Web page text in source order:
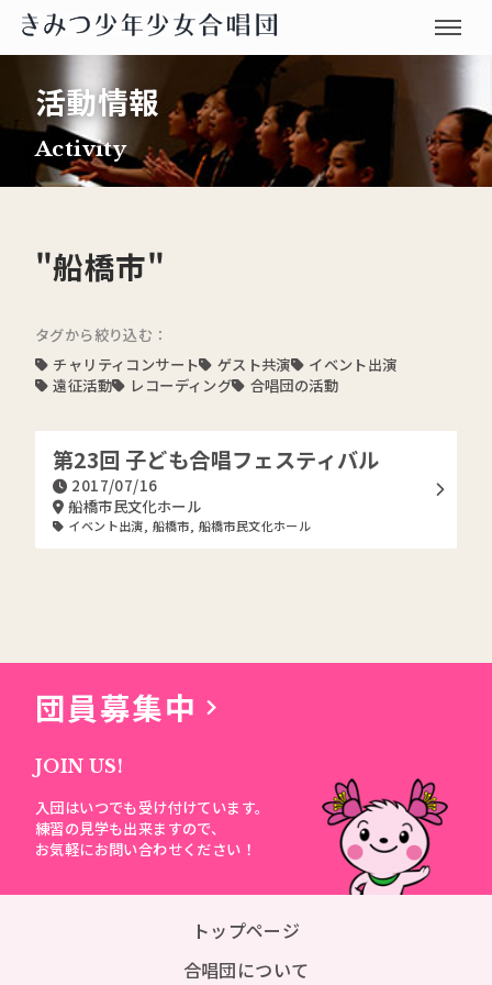
活動情報
Activity
"船橋市"
タグから絞り込む：
チャリティコンサート
ゲスト共演
イベント出演
遠征活動
レコーディング 合唱団の活動
第23回 子ども合唱フェスティバル
2017/07/16
船橋市民文化ホール
イベント出演 船橋市 船橋市民文化ホール
団員募集中
JOIN US!
入団はいつでも受け付けています。
練習の見学も出来ますので、
お気軽にお問い合わせください！
トップページ
合唱団について